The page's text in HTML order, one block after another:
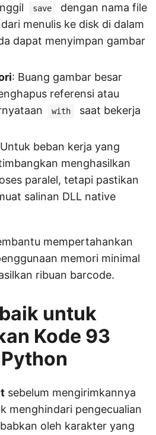
save
dengan nama file
menulis ke disk di dalam
dapat menyimpan gambar
: Buang gambar besar
referensi atau
with
saat bekerja
beban kerja yang
menghasilkan
paralel, tetapi pastikan
salinan DLL native
mempertahankan
memori minimal
ribuan barcode.
untuk
Kode 93
sebelum mengirimkannya
menghindari pengecualian
oleh karakter yang